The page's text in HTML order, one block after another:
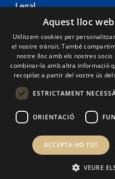
Legal
Avis legal
Política de cookies
Política de privadesa
© 2025 | Tots els drets
Aquest lloc
Utilitzem cookies per
el nostre trànsit. També
nostre lloc amb els nostres
combinar-la amb altra informació
recopilat a partir del vostre ús
ESTRICTAMENT
ORIENTACIÓ
ACCEPTA-HO TOT
VEURE